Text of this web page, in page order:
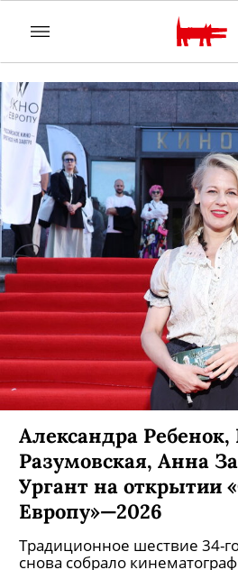
Александра
Разумовская, Анна
Ургант на открытии
Европу»—2026
Традиционное шествие 34-
снова собрало